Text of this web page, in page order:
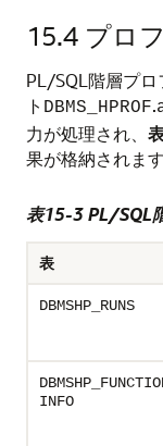
15.4 プロ
PL/SQL階層プ
ト DBMS_HPROF.
力が処理され、
果が格納されます
表15-3 PL/SQL
表
DBMSHP_RUNS
INFO